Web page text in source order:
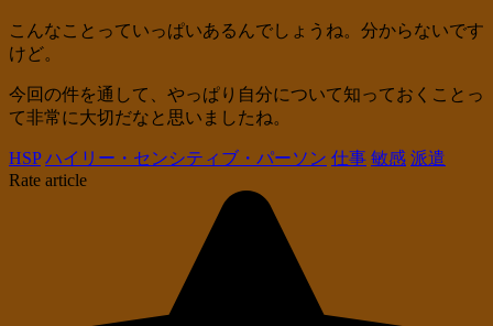
こんなことっていっぱいあるんでしょうね。分からないです
けど。
今回の件を通して、やっぱり自分について知っておくことっ
て非常に大切だなと思いましたね。
HSP ハイリー・センシティブ・パーソン 仕事 敏感 派遣
Rate article